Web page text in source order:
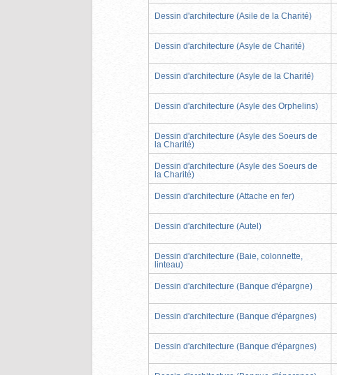
Dessin d'architecture (Asile de la Charité)
Dessin d'architecture (Asyle de Charité)
Dessin d'architecture (Asyle de la Charité)
Dessin d'architecture (Asyle des Orphelins)
Dessin d'architecture (Asyle des Soeurs de
la Charité)
Dessin d'architecture (Asyle des Soeurs de
la Charité)
Dessin d'architecture (Attache en fer)
Dessin d'architecture (Autel)
Dessin d'architecture (Baie, colonnette,
linteau)
Dessin d'architecture (Banque d'épargne)
Dessin d'architecture (Banque d'épargnes)
Dessin d'architecture (Banque d'épargnes)